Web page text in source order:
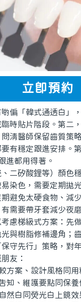
立即預約
「韓式通透白」
時貼片階段。第二
清醫師保留齒質策
有穩定跟進安排。
進都用得著。
矽酸鋰等）顏色
染色，需要定期拋
避免太硬食物、減
需要帶牙套減少夜
梯級式方案：先
與樹脂修補邊角；
守先行」策略，對
友：
案、設計風格同用
、維護要點同保養
白同熒光白上鏡效